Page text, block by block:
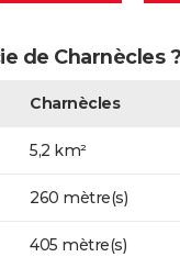
de Charnècles ?
Charnècles
5,2 km²
260 mètre(s)
405 mètre(s)